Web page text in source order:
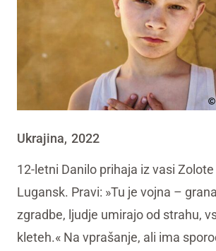
Ukrajina, 2022
12-letni Danilo prihaja iz vasi
Lugansk. Pravi: »Tu je vojna –
zgradbe, ljudje umirajo od strahu,
kleteh.« Na vprašanje, ali ima